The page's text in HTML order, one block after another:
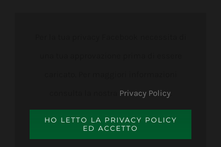
Privacy Policy.
HO LETTO LA PRIVACY POLICY
ED ACCETTO